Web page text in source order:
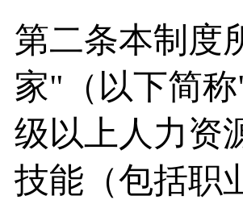
第二条本制度
家"（以下简
级以上人力资
技能（包括职